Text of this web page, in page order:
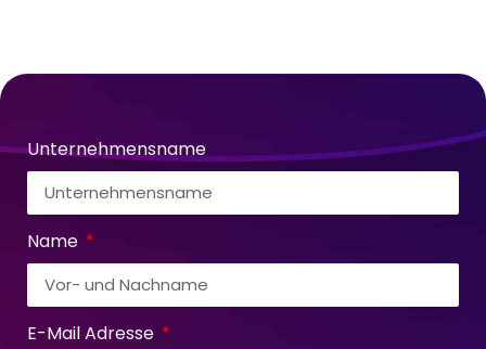
Unternehmensname
Name
E-Mail Adresse